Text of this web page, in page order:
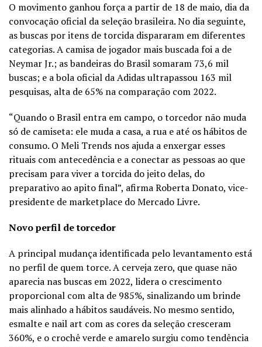
O movimento ganhou força a partir de 18 de maio, dia da
convocação oficial da seleção brasileira. No dia seguinte,
as buscas por itens de torcida dispararam em diferentes
categorias. A camisa de jogador mais buscada foi a de
Neymar Jr.; as bandeiras do Brasil somaram 73,6 mil
buscas; e a bola oficial daAdidasultrapassou 163 mil
pesquisas, alta de 65% na comparação com 2022.
“Quando o Brasil entra em campo, o torcedor não muda
só de camiseta: ele muda a casa, a rua e até os hábitos de
consumo. O Meli Trends nos ajuda a enxergar esses
rituais com antecedência e a conectar as pessoas ao que
precisam para viver a torcida do jeito delas, do
preparativo ao apito final”, afirma Roberta Donato, vice-
presidente de marketplace do Mercado Livre.
Novo perfil de torcedor
A principal mudança identificada pelo levantamento está
no perfil de quem torce. A cerveja zero, que quase não
aparecia nas buscas em 2022, lidera o crescimento
proporcional com alta de 985%, sinalizando um brinde
mais alinhado a hábitos saudáveis. No mesmo sentido,
esmalte e nail art com as cores da seleção cresceram
360%, e o crochê verde e amarelo surgiu como tendência